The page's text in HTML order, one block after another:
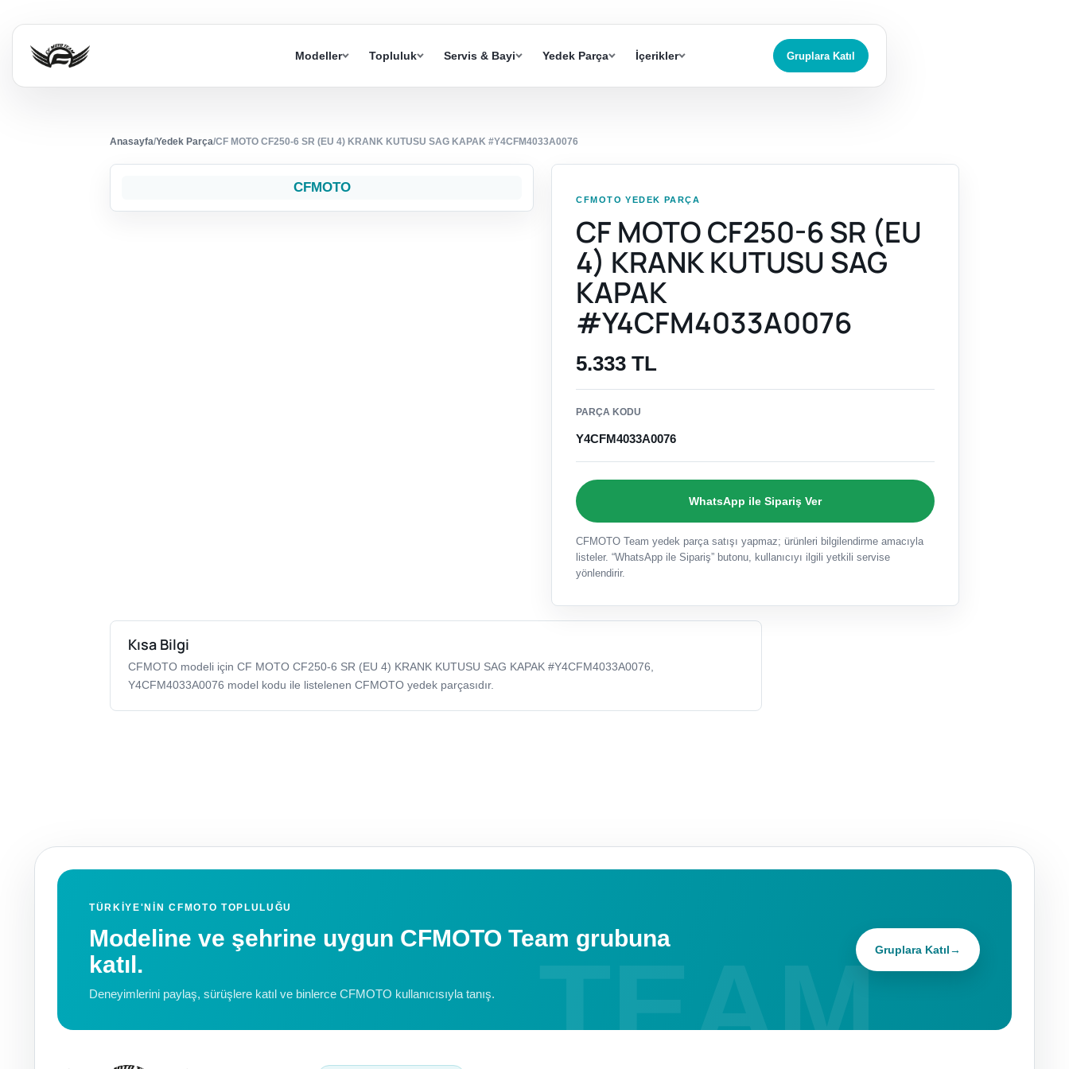
Modeller Topluluk Servis & Bayi Yedek Parça İçerikler Gruplara Katıl
Anasayfa/Yedek Parça/CF MOTO CF250-6 SR (EU 4) KRANK KUTUSU SAG KAPAK #Y4CFM4033A0076
CFMOTO
CFMOTO YEDEK PARÇA
CF MOTO CF250-6 SR (EU
4) KRANK KUTUSU SAG
KAPAK
#Y4CFM4033A0076
5.333 TL
PARÇA KODU
Y4CFM4033A0076
WhatsApp ile Sipariş Ver
CFMOTO Team yedek parça satışı yapmaz; ürünleri bilgilendirme amacıyla
listeler. “WhatsApp ile Sipariş” butonu, kullanıcıyı ilgili yetkili servise
yönlendirir.
Kısa Bilgi
CFMOTO modeli için CF MOTO CF250-6 SR (EU 4) KRANK KUTUSU SAG KAPAK #Y4CFM4033A0076,
Y4CFM4033A0076 model kodu ile listelenen CFMOTO yedek parçasıdır.
TÜRKIYE'NIN CFMOTO TOPLULUĞU
Modeline ve şehrine uygun CFMOTO Team grubuna
katıl.
Deneyimlerini paylaş, sürüşlere katıl ve binlerce CFMOTO kullanıcısıyla tanış.
Gruplara Katıl→